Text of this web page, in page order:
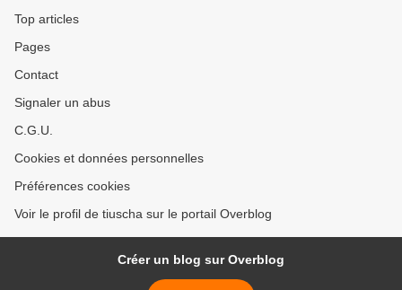
Top articles
Pages
Contact
Signaler un abus
C.G.U.
Cookies et données personnelles
Préférences cookies
Voir le profil de tiuscha sur le portail Overblog
Créer un blog sur Overblog